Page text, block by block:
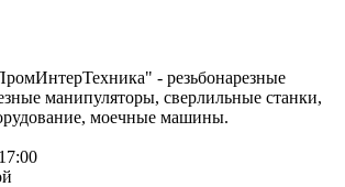
- резьбонарезные
манипуляторы, сверлильные станки,
моечные машины.